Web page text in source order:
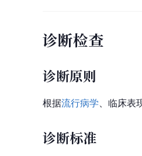
诊断检查
诊断原则
根据流行病学 、临床
诊断标准